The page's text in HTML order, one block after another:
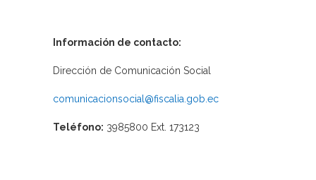
Información de contacto:
Dirección de Comunicación Social
comunicacionsocial@fiscalia.gob.ec
Teléfono: 3985800 Ext. 173123